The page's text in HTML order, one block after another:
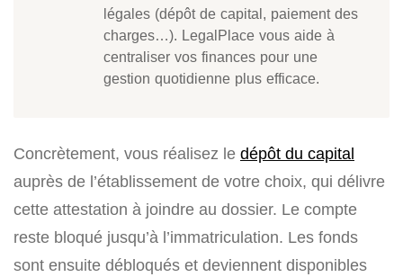
légales (dépôt de capital, paiement des
charges…). LegalPlace vous aide à
centraliser vos finances pour une
gestion quotidienne plus efficace.
Concrètement, vous réalisez le dépôt du capital
auprès de l’établissement de votre choix, qui délivre
cette attestation à joindre au dossier. Le compte
reste bloqué jusqu’à l’immatriculation. Les fonds
sont ensuite débloqués et deviennent disponibles